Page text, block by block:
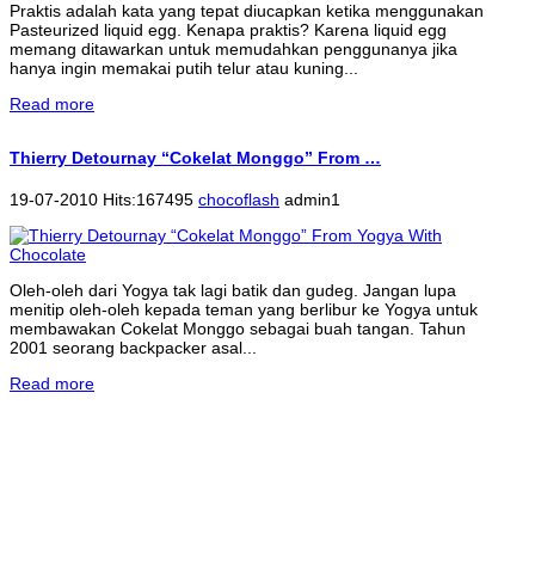
Praktis adalah kata yang tepat diucapkan ketika menggunakan
Pasteurized liquid egg. Kenapa praktis? Karena liquid egg
memang ditawarkan untuk memudahkan penggunanya jika
hanya ingin memakai putih telur atau kuning...
Read more
Thierry Detournay “Cokelat Monggo” From …
19-07-2010 Hits:167495 chocoflash admin1
Oleh-oleh dari Yogya tak lagi batik dan gudeg. Jangan lupa
menitip oleh-oleh kepada teman yang berlibur ke Yogya untuk
membawakan Cokelat Monggo sebagai buah tangan. Tahun
2001 seorang backpacker asal...
Read more